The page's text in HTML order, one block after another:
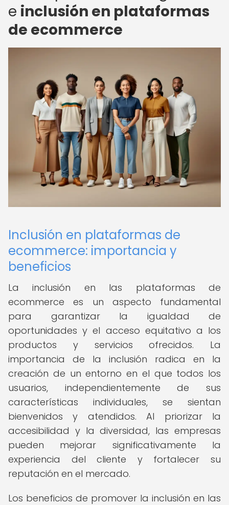
e inclusión en plataformas
de ecommerce
Inclusión en plataformas de
ecommerce: importancia y
beneficios
La inclusión en las plataformas de
ecommerce es un aspecto fundamental
para garantizar la igualdad de
oportunidades y el acceso equitativo a los
productos y servicios ofrecidos. La
importancia de la inclusión radica en la
creación de un entorno en el que todos los
usuarios, independientemente de sus
características individuales, se sientan
bienvenidos y atendidos. Al priorizar la
accesibilidad y la diversidad, las empresas
pueden mejorar significativamente la
experiencia del cliente y fortalecer su
reputación en el mercado.
Los beneficios de promover la inclusión en las